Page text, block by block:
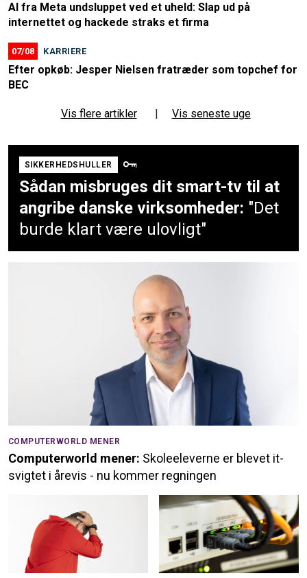
AI fra Meta undsluppet ved et uheld: Slap ud på
internettet og hackede straks et firma
07/08 KARRIERE
Efter opkøb: Jesper Nielsen fratræder som topchef for
BEC
Vis flere artikler | Vis seneste uge
SIKKERHEDSHULLER
Sådan misbruges dit smart-tv til at
angribe danske virksomheder: "Det
burde klart være ulovligt"
COMPUTERWORLD MENER
Computerworld mener: Skoleeleverne er blevet it-
svigtet i årevis - nu kommer regningen